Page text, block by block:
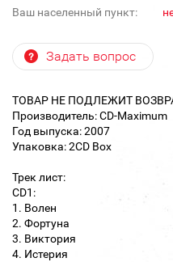
Ваш населенный пункт:
Задать вопрос
ТОВАР НЕ ПОДЛЕЖИТ
Производитель: CD-Maximum
Год выпуска: 2007
Упаковка: 2CD Box
Трек лист:
CD1:
1. Волен
2. Фортуна
3. Виктория
4. Истерия